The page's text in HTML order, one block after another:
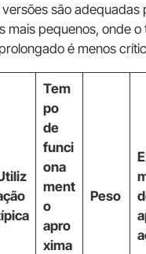
versões são adequadas
mais pequenos, onde o
é menos
Tem
po
de
funci
ona
ment
o
apro
xima
Peso